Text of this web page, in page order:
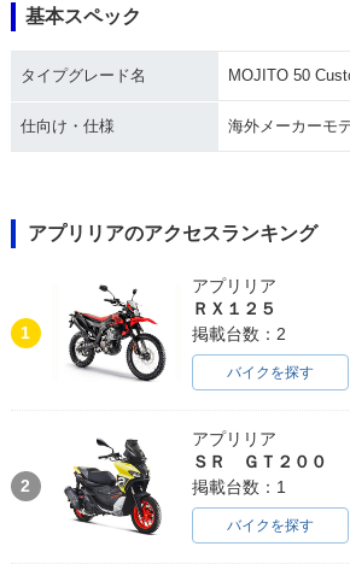
基本スペック
タイプグレード名 MOJITO 50
仕向け・仕様 海外メーカーモ
アプリリアのアクセスランキング
1
アプリリア
ＲＸ１２５
掲載台数：2
バイクを探す
2
アプリリア
ＳＲ ＧＴ２００
掲載台数：1
バイクを探す